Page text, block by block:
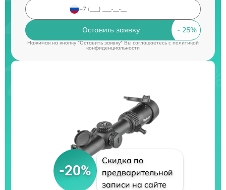
Оставить заявку
Нажимая на кнопку "Оставить заявку" Вы соглашаетесь cполитикой
конфиденциальности
-20%
Скидка по
предварительной
записи на сайте